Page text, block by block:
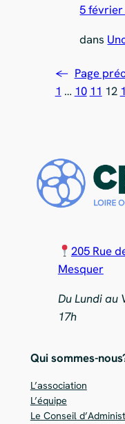
5 février
dans
← Page
1 … 10 11 12
205 Rue
Mesquer
Du Lundi au
17h
Qui sommes-
L’association
L’équipe
Le Conseil